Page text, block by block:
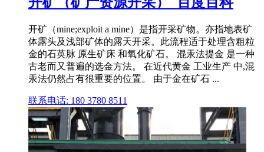
开矿（mine;exploit a mine）是指开采矿物。亦指地表矿
体露头及浅部矿体的露天开采。此流程适于处理含粗粒
金的石英脉 原生矿床 和氧化矿石。 混汞法提金 是一种
古老而又普遍的选金方法。 在近代黄金 工业生产 中,混
汞法仍然占有很重要的位置。 由于金在矿石 ...
联系电话: 180 3780 8511